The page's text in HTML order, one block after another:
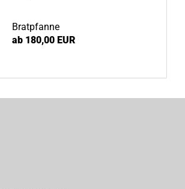
Bratpfanne
ab 180,00 EUR